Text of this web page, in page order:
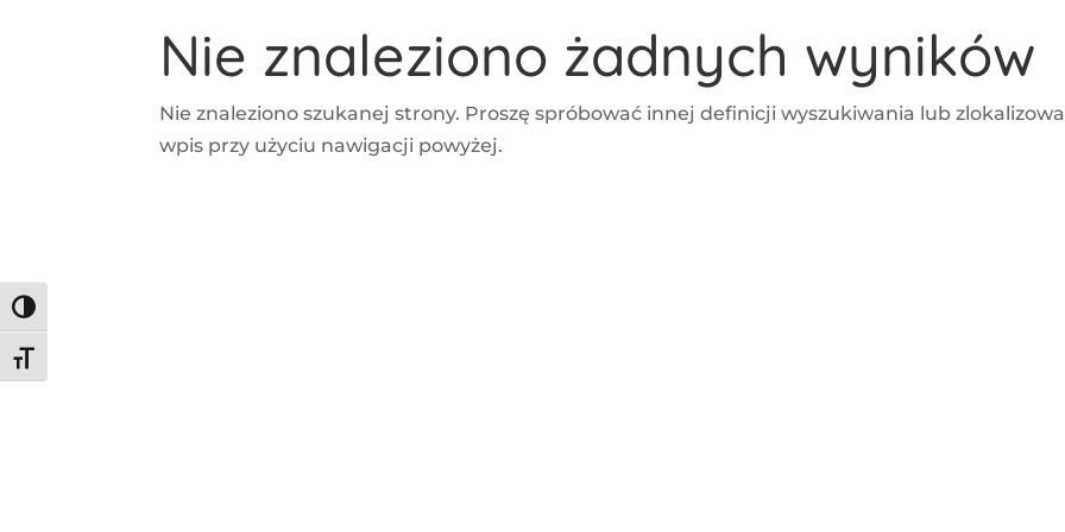
Toggle High Contrast
Toggle Font size
Nie znaleziono żadnych wyników
Nie znaleziono szukanej strony. Proszę spróbować innej definicji wyszukiwania lub
wpis przy użyciu nawigacji powyżej.